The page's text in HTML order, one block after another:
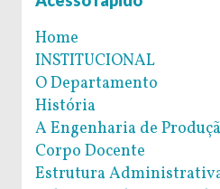
Home
INSTITUCIONAL
O Departamento
História
A Engenharia de
Corpo Docente
Estrutura